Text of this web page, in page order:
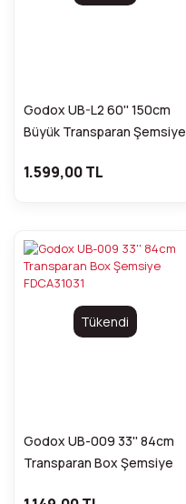
Godox UB-L2 60'' 150cm
Büyük Transparan Şemsiye
1.599,00 TL
Tükendi
Godox UB-009 33'' 84cm
Transparan Box Şemsiye